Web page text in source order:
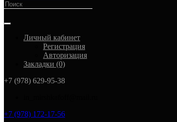
Личный кабинет
Регистрация
Авторизация
Закладки (0)
+7 (978) 629-95-38
+7 (978) 172-17-56